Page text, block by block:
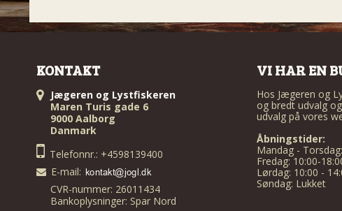
KONTAKT
Jægeren og Lystfiskeren
Maren Turis gade 6
9000 Aalborg
Danmark
Telefonnr.: +4598139400
E-mail:
CVR-nummer: 26011434
Bankoplysninger: Spar Nord
VI HAR EN
Hos Jægeren og
og bredt udvalg
udvalg på vores
Åbningstider:
Mandag -
Fredag: 10:00-
Lørdag: 10:00 -
Søndag: Lukket